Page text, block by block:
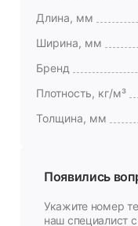
Длина, мм
Ширина, мм
Бренд
Плотность, кг/м³
Толщина, мм
Появились
Укажите номер
наш специалист